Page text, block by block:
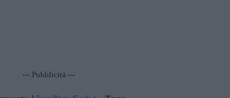
--- Pubblicità ---